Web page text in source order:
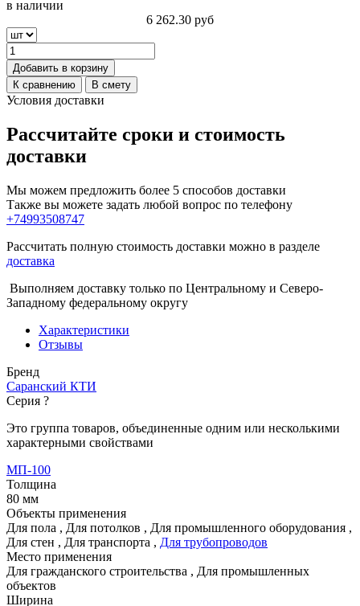
в наличии
6 262.30 руб
Добавить в корзину
К сравнению
В смету
Условия доставки
Рассчитайте сроки и стоимость
доставки
Мы можем предложить более 5 способов доставки
Также вы можете задать любой вопрос по телефону
+74993508747
Рассчитать полную стоимость доставки можно в разделе
доставка
Выполняем доставку только по Центральному и Северо-
Западному федеральному округу
Характеристики
Отзывы
Бренд
Саранский КТИ
Серия ?
Это группа товаров, объединенные одним или несколькими
характерными свойствами
МП-100
Толщина
80 мм
Объекты применения
Для пола , Для потолков , Для промышленного оборудования ,
Для стен , Для транспорта , Для трубопроводов
Место применения
Для гражданского строительства , Для промышленных
объектов
Ширина